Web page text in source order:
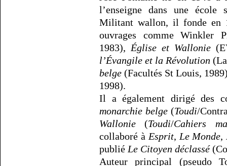
l’enseigne dans une école
Militant wallon, il fonde en
ouvrages comme Winkler
1983), Église et Wallonie
l’Évangile et la Révolution
belge (Facultés St Louis,
1998).
Il a également dirigé des
monarchie belge(Toudi/
Wallonie (Toudi/Cahiers
collaboré à Esprit, Le Monde,
publié Le Citoyen déclassé
Auteur principal (pseudo